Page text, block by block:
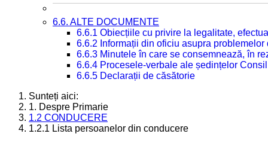
6.6. ALTE DOCUMENTE
6.6.1 Obiecțiile cu privire la legalitate,
6.6.2 Informații din oficiu asupra
6.6.3 Minutele în care se consemnează, în
6.6.4 Procesele-verbale ale ședințelor
6.6.5 Declarații de căsătorie
Sunteți aici:
1. Despre Primarie
1.2 CONDUCERE
1.2.1 Lista persoanelor din conducere